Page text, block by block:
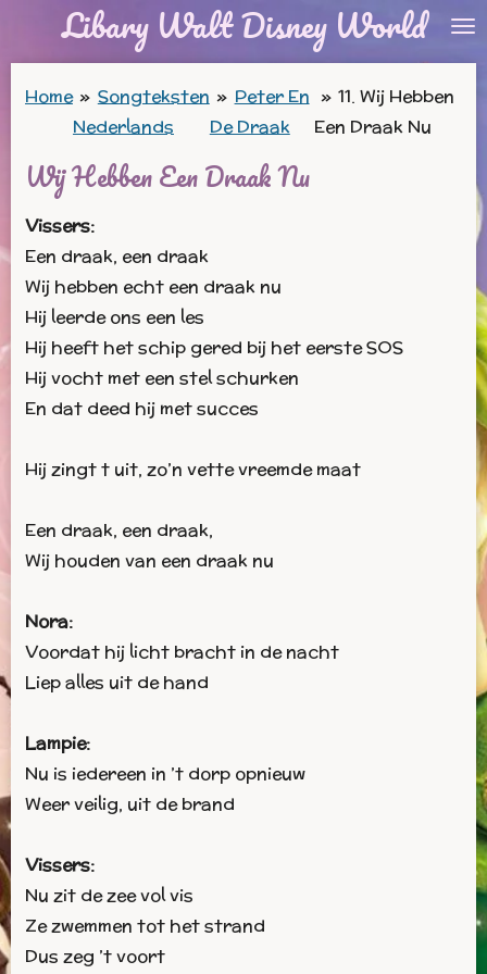
Libary Walt Disney World
Home » Songteksten
Nederlands
» Peter En
De Draak
» 11. Wij Hebben
Een Draak Nu
Wij Hebben Een Draak Nu
Vissers:
Een draak, een draak
Wij hebben echt een draak nu
Hij leerde ons een les
Hij heeft het schip gered bij het eerste SOS
Hij vocht met een stel schurken
En dat deed hij met succes
Hij zingt t uit, zo’n vette vreemde maat
Een draak, een draak,
Wij houden van een draak nu
Nora:
Voordat hij licht bracht in de nacht
Liep alles uit de hand
Lampie:
Nu is iedereen in ’t dorp opnieuw
Weer veilig, uit de brand
Vissers:
Nu zit de zee vol vis
Ze zwemmen tot het strand
Dus zeg ’t voort